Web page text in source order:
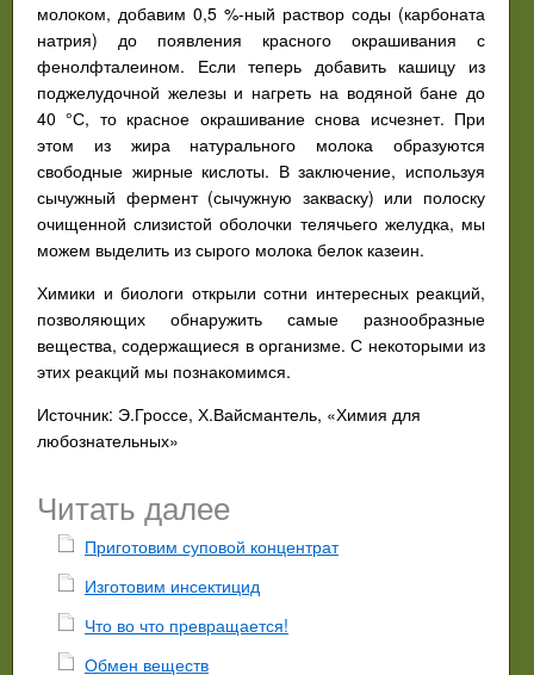
молоком, добавим 0,5 %-ный раствор соды (карбоната
натрия) до появления красного окрашивания с
фенолфталеином. Если теперь добавить кашицу из
поджелудочной железы и нагреть на водяной бане до
40 °С, то красное окрашивание снова исчезнет. При
этом из жира натурального молока образуются
свободные жирные кислоты. В заключение, используя
сычужный фермент (сычужную закваску) или полоску
очищенной слизистой оболочки телячьего желудка, мы
можем выделить из сырого молока белок казеин.
Химики и биологи открыли сотни интересных реакций,
позволяющих обнаружить самые разнообразные
вещества, содержащиеся в организме. С некоторыми из
этих реакций мы познакомимся.
Источник: Э.Гроссе, Х.Вайсмантель, «Химия для
любознательных»
Читать далее
Приготовим суповой концентрат
Изготовим инсектицид
Что во что превращается!
Обмен веществ